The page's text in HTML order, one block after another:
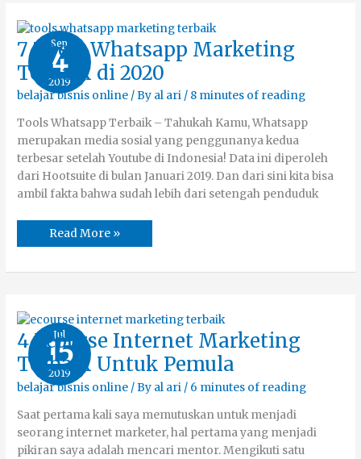
Sep
4
2019
7 Tools Whatsapp Marketing
Terbaik di 2020
belajar bisnis online / By al ari / 8 minutes of reading
Tools Whatsapp Terbaik – Tahukah Kamu, Whatsapp
merupakan media sosial yang penggunanya kedua
terbesar setelah Youtube di Indonesia! Data ini diperoleh
dari Hootsuite di bulan Januari 2019. Dan dari sini kita bisa
ambil fakta bahwa sudah lebih dari setengah penduduk
7
Tools
Whatsapp
Marketing
Terbaik
di
Read More »
Jul
15
2019
4 Ecourse Internet Marketing
Terbaik Untuk Pemula
belajar bisnis online / By al ari / 6 minutes of reading
Saat pertama kali saya memutuskan untuk menjadi
seorang internet marketer, hal pertama yang menjadi
pikiran saya adalah mencari mentor. Mengikuti satu
4
Ecourse
Internet
Marketing
Terbaik
Untuk